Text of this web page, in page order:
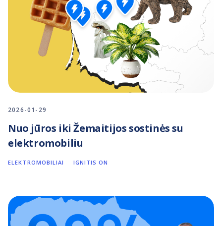
2026-01-29
Nuo jūros iki Žemaitijos sostinės su
elektromobiliu
ELEKTROMOBILIAI IGNITIS ON